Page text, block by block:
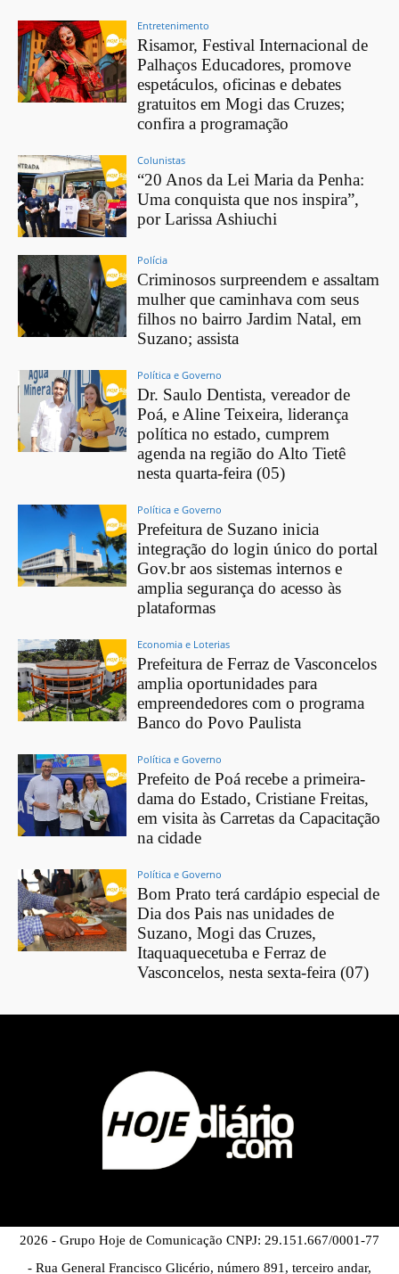
Entretenimento
Risamor, Festival Internacional de
Palhaços Educadores, promove
espetáculos, oficinas e debates
gratuitos em Mogi das Cruzes;
confira a programação
Colunistas
“20 Anos da Lei Maria da Penha:
Uma conquista que nos inspira”,
por Larissa Ashiuchi
Polícia
Criminosos surpreendem e assaltam
mulher que caminhava com seus
filhos no bairro Jardim Natal, em
Suzano; assista
Política e Governo
Dr. Saulo Dentista, vereador de
Poá, e Aline Teixeira, liderança
política no estado, cumprem
agenda na região do Alto Tietê
nesta quarta-feira (05)
Política e Governo
Prefeitura de Suzano inicia
integração do login único do portal
Gov.br aos sistemas internos e
amplia segurança do acesso às
plataformas
Economia e Loterias
Prefeitura de Ferraz de Vasconcelos
amplia oportunidades para
empreendedores com o programa
Banco do Povo Paulista
Política e Governo
Prefeito de Poá recebe a primeira-
dama do Estado, Cristiane Freitas,
em visita às Carretas da Capacitação
na cidade
Política e Governo
Bom Prato terá cardápio especial de
Dia dos Pais nas unidades de
Suzano, Mogi das Cruzes,
Itaquaquecetuba e Ferraz de
Vasconcelos, nesta sexta-feira (07)
2026 - Grupo Hoje de Comunicação CNPJ: 29.151.667/0001-77
- Rua General Francisco Glicério, número 891, terceiro andar,